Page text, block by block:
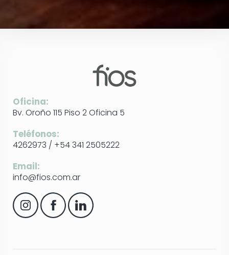
Oficina:
Bv. Oroño 115 Piso 2 Oficina 5
Teléfonos:
4262973 / +54 341 2505222
Email:
info@fios.com.ar